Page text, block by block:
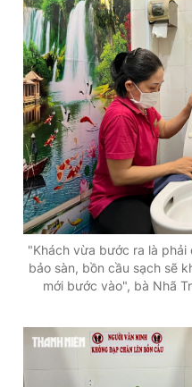
"Khách vừa bước ra là phải
bảo sàn, bồn cầu sạch sẽ
mới bước vào", bà Nhã